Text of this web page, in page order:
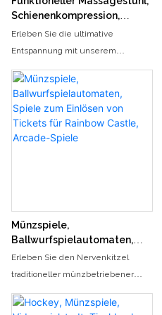
Schienenkompression,
Fingerdruck,
Entspannungsmassagestuhl,
Ganzkörper
Erleben Sie die ultimative
Entspannung mit unserem
über Schienenkompression,
Fingerdruck und Sicherheitsairbags
für eine Ganzkörpermassage
verfügt. Lehnen Sie sich zurück,
abbauen
Münzspiele,
Ballwurfspielautomaten,
Spiele zum Einlösen von
Tickets für Rainbow Castle,
Erleben Sie den Nervenkitzel
traditioneller münzbetriebener
Rainbow Castle-